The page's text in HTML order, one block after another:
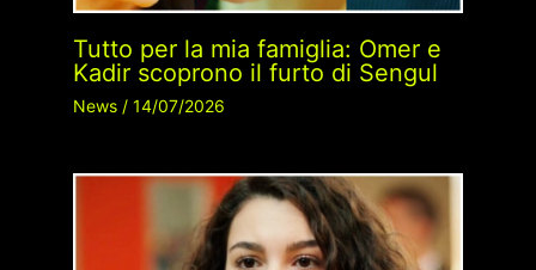
Tutto per la mia famiglia: Omer e
Kadir scoprono il furto di Sengul
News/ 14/07/2026